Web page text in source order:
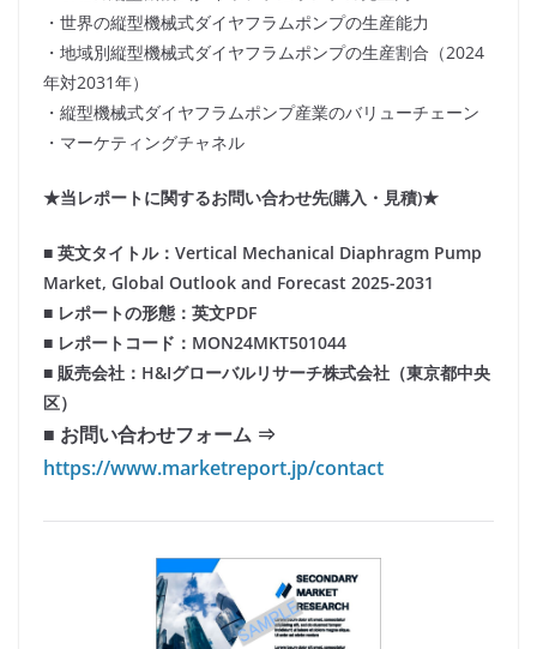
・世界の縦型機械式ダイヤフラムポンプの生産能力
・地域別縦型機械式ダイヤフラムポンプの生産割合（2024
年対2031年）
・縦型機械式ダイヤフラムポンプ産業のバリューチェーン
・マーケティングチャネル
★当レポートに関するお問い合わせ先(購入・見積)★
■ 英文タイトル：Vertical Mechanical Diaphragm Pump
Market, Global Outlook and Forecast 2025-2031
■ レポートの形態：英文PDF
■ レポートコード：MON24MKT501044
■ 販売会社：H&Iグローバルリサーチ株式会社（東京都中央
区）
■ お問い合わせフォーム ⇒
https://www.marketreport.jp/contact